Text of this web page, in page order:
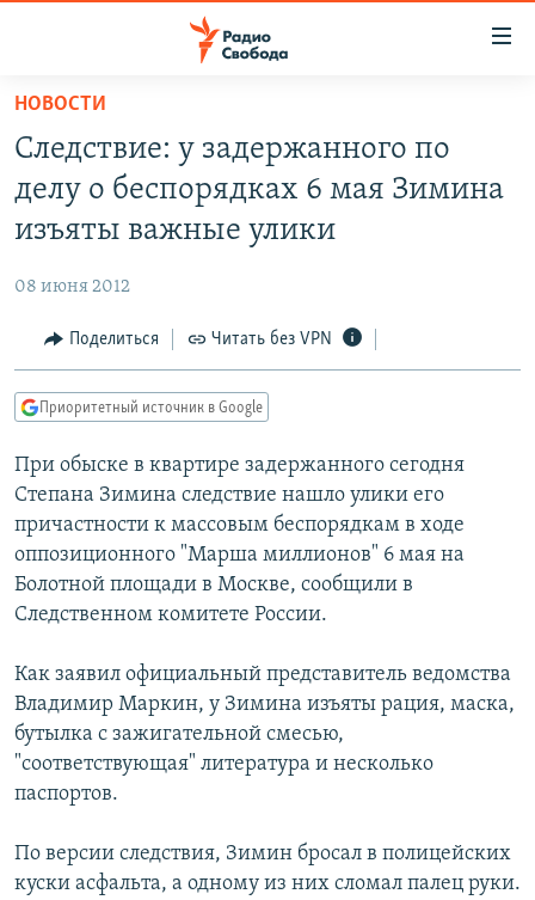
упрощенного
доступа
основному
Вернутся
Вернутся
поиску
ПОДКАСТЫ
АВТОРСКИЕ ПРОЕКТЫ
МНЕНИЯ
КУЛЬТУРА
КАВКАЗ.РЕАЛИИ
СЕВЕР.РЕАЛИИ
СИБИРЬ.РЕАЛИИ
РАСПИСАНИЕ ВЕЩАНИЯ
ПОДПИШИТЕСЬ НА РАССЫЛКУ
СОЦИАЛЬНЫЕ СЕТИ
НОВОСТИ
Следствие: у задержанного по
делу о беспорядках 6 мая Зимина
изъяты важные улики
08 июня 2012
Поделиться Читать без VPN
Приоритетный источник в Google
При обыске в квартире задержанного сегодня
Степана Зимина следствие нашло улики его
причастности к массовым беспорядкам в ходе
оппозиционного "Марша миллионов" 6 мая на
Болотной площади в Москве, сообщили в
Следственном комитете России.
Как заявил официальный представитель ведомства
Владимир Маркин, у Зимина изъяты рация, маска,
бутылка с зажигательной смесью,
"соответствующая" литература и несколько
паспортов.
По версии следствия, Зимин бросал в полицейских
куски асфальта, а одному из них сломал палец руки.